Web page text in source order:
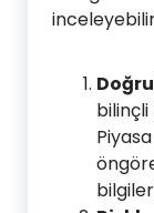
bilinçli